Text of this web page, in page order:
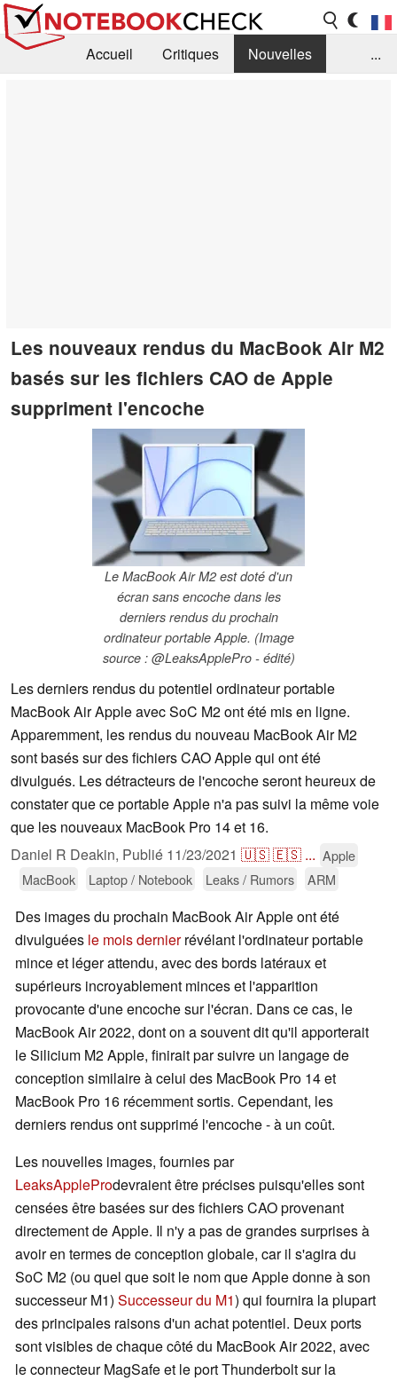
Accueil Critiques
Nouvelles
...
Les nouveaux rendus du MacBook Air M2
basés sur les fichiers CAO de Apple
suppriment l'encoche
Le MacBook Air M2 est doté d'un
écran sans encoche dans les
derniers rendus du prochain
ordinateur portable Apple. (Image
source : @LeaksApplePro - édité)
Les derniers rendus du potentiel ordinateur portable
MacBook Air Apple avec SoC M2 ont été mis en ligne.
Apparemment, les rendus du nouveau MacBook Air M2
sont basés sur des fichiers CAO Apple qui ont été
divulgués. Les détracteurs de l'encoche seront heureux de
constater que ce portable Apple n'a pas suivi la même voie
que les nouveaux MacBook Pro 14 et 16.
Daniel R Deakin, Publié 11/23/2021 🇺🇸🇪🇸 ... Apple
MacBook
Laptop / Notebook Leaks / Rumors ARM
Des images du prochain MacBook Air Apple ont été
divulguées le mois dernierrévélant l'ordinateur portable
mince et léger attendu, avec des bords latéraux et
supérieurs incroyablement minces et l'apparition
provocante d'une encoche sur l'écran. Dans ce cas, le
MacBook Air 2022, dont on a souvent dit qu'il apporterait
le Silicium M2 Apple, finirait par suivre un langage de
conception similaire à celui des MacBook Pro 14 et
MacBook Pro 16 récemment sortis. Cependant, les
derniers rendus ont supprimé l'encoche - à un coût.
Les nouvelles images, fournies par
LeaksAppleProdevraient être précises puisqu'elles sont
censées être basées sur des fichiers CAO provenant
directement de Apple. Il n'y a pas de grandes surprises à
avoir en termes de conception globale, car il s'agira du
SoC M2 (ou quel que soit le nom que Apple donne à son
successeur M1) Successeur du M1) qui fournira la plupart
des principales raisons d'un achat potentiel. Deux ports
sont visibles de chaque côté du MacBook Air 2022, avec
le connecteur MagSafe et le port Thunderbolt sur la